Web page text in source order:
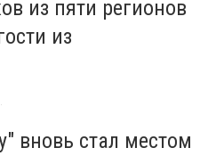
из пяти регионов
из
вновь стал местом